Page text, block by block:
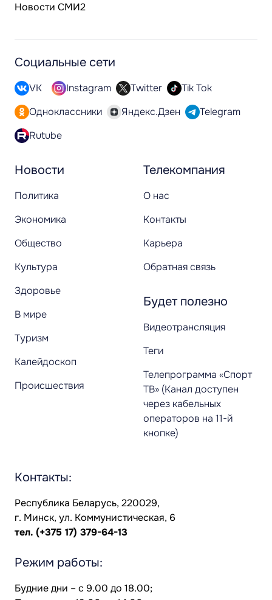
Новости СМИ2
Новости
Политика
Экономика
Общество
Культура
Здоровье
В мире
Туризм
Калейдоскоп
Происшествия
Телекомпания
О нас
Контакты
Карьера
Обратная связь
Будет полезно
Видеотрансляция
Теги
Телепрограмма «Спорт
ТВ» (Канал доступен
через кабельных
операторов на 11-й
кнопке)
Социальные сети
VK Instagram Twitter
Tik Tok
Одноклассники
Яндекс.Дзен
Telegram
Rutube
Контакты:
Республика Беларусь, 220029,
г. Минск, ул. Коммунистическая, 6
тел. (+375 17) 379-64-13
Режим работы:
Будние дни – с 9.00 до 18.00;